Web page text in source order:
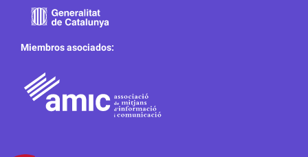
Miembros asociados: